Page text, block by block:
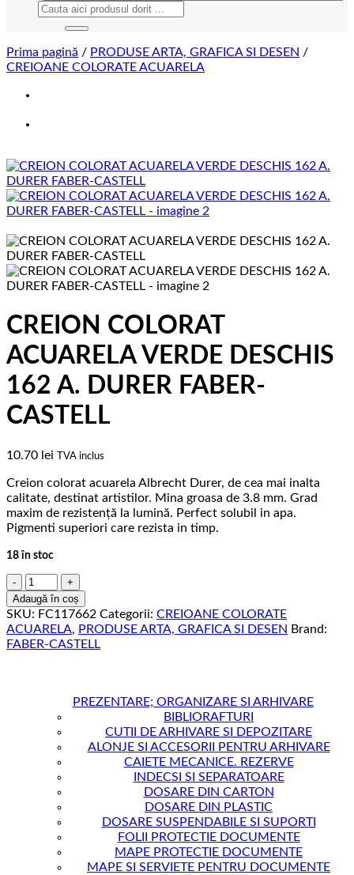
Caută
Prima pagină / PRODUSE ARTA, GRAFICA SI DESEN /
CREIOANE COLORATE ACUARELA
CREION COLORAT
ACUARELA VERDE DESCHIS
162 A. DURER FABER-
CASTELL
10.70 lei TVA inclus
Creion colorat acuarela Albrecht Durer, de cea mai inalta
calitate, destinat artistilor. Mina groasa de 3.8 mm. Grad
maxim de rezistență la lumină. Perfect solubil in apa.
Pigmenti superiori care rezista in timp.
18 în stoc
Cantitate
CREION
COLORAT
ACUARELA
VERDE
FABER-
CASTELL
Adaugă în coș
SKU: FC117662 Categorii: CREIOANE COLORATE
ACUARELA, PRODUSE ARTA, GRAFICA SI DESEN Brand:
FABER-CASTELL
PREZENTARE; ORGANIZARE SI ARHIVARE
BIBLIORAFTURI
CUTII DE ARHIVARE SI DEPOZITARE
ALONJE SI ACCESORII PENTRU ARHIVARE
CAIETE MECANICE. REZERVE
INDECSI SI SEPARATOARE
DOSARE DIN CARTON
DOSARE DIN PLASTIC
DOSARE SUSPENDABILE SI SUPORTI
FOLII PROTECTIE DOCUMENTE
MAPE PROTECTIE DOCUMENTE
MAPE SI SERVIETE PENTRU DOCUMENTE